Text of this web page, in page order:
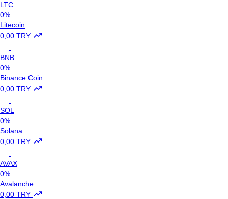
LTC
0%
Litecoin
0,00 TRY
BNB
0%
Binance Coin
0,00 TRY
SOL
0%
Solana
0,00 TRY
AVAX
0%
Avalanche
0,00 TRY